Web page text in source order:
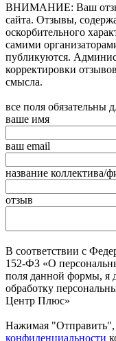
ВНИМАНИЕ: Ваш отзыв
сайта. Отзывы,
оскорбительного
самими
публикуются.
корректировки
смысла.
все поля обязательны
ваше имя
ваш email
название коллектива/
отзыв
В соответствии с
152-ФЗ «О
поля данной формы, я
обработку
Центр Плюс»
Нажимая "Отправить",
конфиденциальности